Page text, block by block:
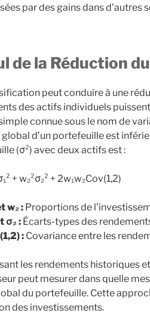
par des gains dans d’autres
de la Réduction
peut conduire à une
des actifs individuels
connue sous le nom de
global d’un portefeuille est
(σ²) avec deux actifs est :
+ w₂²σ₂² + 2w₁w₂Cov(1,2)
w₂ : Proportions de
σ₂ : Écarts-types des
: Covariance entre les
les rendements historiques
peut mesurer dans quelle
du portefeuille. Cette
des investissements.